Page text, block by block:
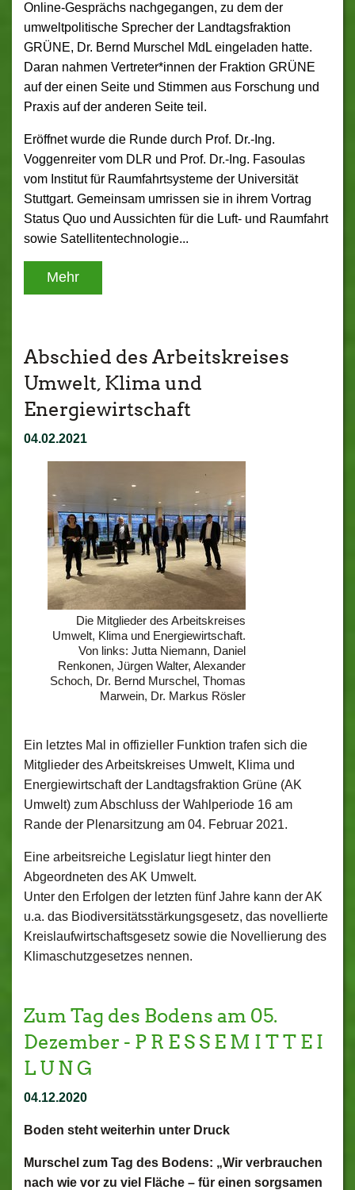
Online-Gesprächs nachgegangen, zu dem der
umweltpolitische Sprecher der Landtagsfraktion
GRÜNE, Dr. Bernd Murschel MdL eingeladen hatte.
Daran nahmen Vertreter*innen der Fraktion GRÜNE
auf der einen Seite und Stimmen aus Forschung und
Praxis auf der anderen Seite teil.
Eröffnet wurde die Runde durch Prof. Dr.-Ing.
Voggenreiter vom DLR und Prof. Dr.-Ing. Fasoulas
vom Institut für Raumfahrtsysteme der Universität
Stuttgart. Gemeinsam umrissen sie in ihrem Vortrag
Status Quo und Aussichten für die Luft- und Raumfahrt
sowie Satellitentechnologie...
Mehr
Abschied des Arbeitskreises
Umwelt, Klima und
Energiewirtschaft
04.02.2021
Die Mitglieder des Arbeitskreises
Umwelt, Klima und Energiewirtschaft.
Von links: Jutta Niemann, Daniel
Renkonen, Jürgen Walter, Alexander
Schoch, Dr. Bernd Murschel, Thomas
Marwein, Dr. Markus Rösler
Ein letztes Mal in offizieller Funktion trafen sich die
Mitglieder des Arbeitskreises Umwelt, Klima und
Energiewirtschaft der Landtagsfraktion Grüne (AK
Umwelt) zum Abschluss der Wahlperiode 16 am
Rande der Plenarsitzung am 04. Februar 2021.
Eine arbeitsreiche Legislatur liegt hinter den
Abgeordneten des AK Umwelt.
Unter den Erfolgen der letzten fünf Jahre kann der AK
u.a. das Biodiversitätsstärkungsgesetz, das novellierte
Kreislaufwirtschaftsgesetz sowie die Novellierung des
Klimaschutzgesetzes nennen.
Zum Tag des Bodens am 05.
Dezember - P R E S S E M I T T E I
L U N G
04.12.2020
Boden steht weiterhin unter Druck
Murschel zum Tag des Bodens: „Wir verbrauchen
nach wie vor zu viel Fläche – für einen sorgsamen